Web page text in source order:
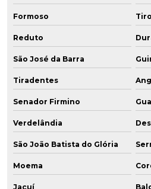
Formoso
Reduto
São José da Barra
Tiradentes
Senador Firmino
Verdelândia
São João Batista do Glória
Moema
Jacuí